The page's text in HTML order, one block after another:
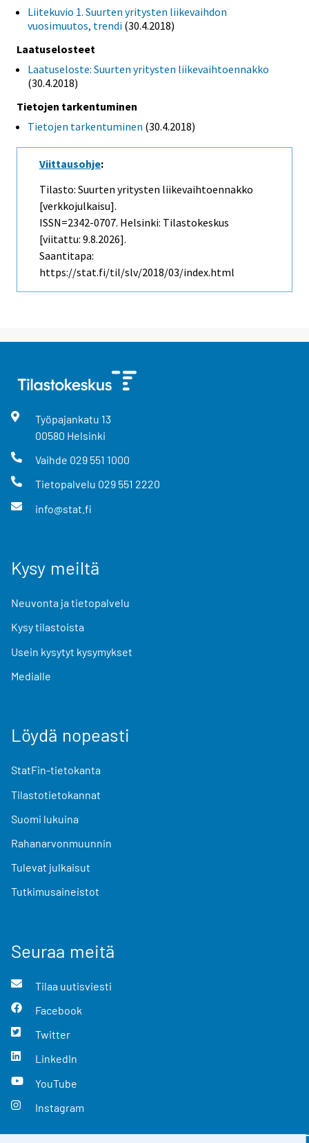
Liitekuvio 1. Suurten yritysten liikevaihdon
vuosimuutos, trendi (30.4.2018)
Laatuselosteet
Laatuseloste: Suurten yritysten liikevaihtoennakko
(30.4.2018)
Tietojen tarkentuminen
Tietojen tarkentuminen (30.4.2018)
Viittausohje:
Tilasto: Suurten yritysten liikevaihtoennakko
[verkkojulkaisu].
ISSN=2342-0707. Helsinki: Tilastokeskus
[viitattu: 9.8.2026].
Saantitapa:
https://stat.fi/til/slv/2018/03/index.html
Työpajankatu 13
00580 Helsinki
Vaihde 029 551 1000
Tietopalvelu 029 551 2220
info@stat.fi
Kysy meiltä
Neuvonta ja tietopalvelu
Kysy tilastoista
Usein kysytyt kysymykset
Medialle
Löydä nopeasti
StatFin-tietokanta
Tilastotietokannat
Suomi lukuina
Rahanarvonmuunnin
Tulevat julkaisut
Tutkimusaineistot
Seuraa meitä
Tilaa uutisviesti
Facebook
Twitter
LinkedIn
YouTube
Instagram